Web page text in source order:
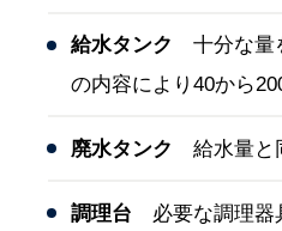
給水タンク 十分な量
の内容により40から
廃水タンク 給水量と
調理台 必要な調理器